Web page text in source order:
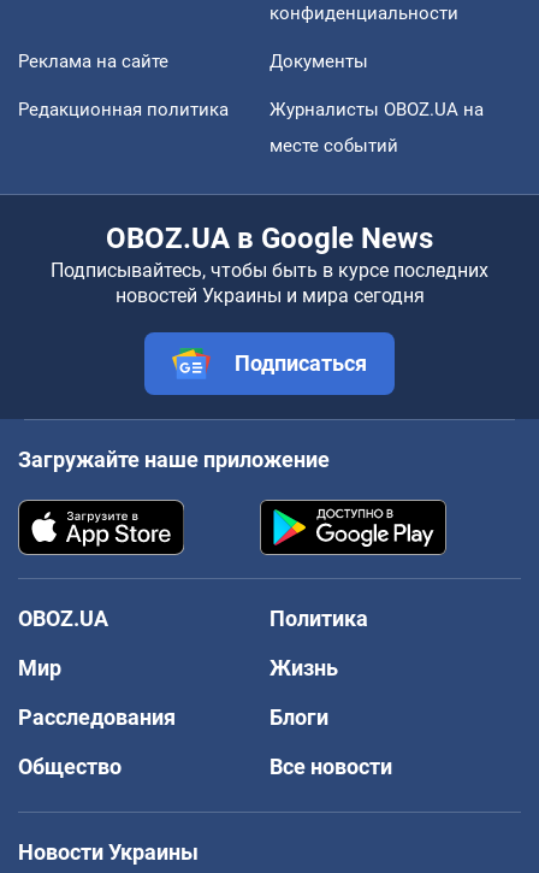
конфиденциальности
Реклама на сайте Документы
Редакционная политика
Журналисты OBOZ.UA на
месте событий
OBOZ.UA в Google News
Подписывайтесь, чтобы быть в курсе последних
новостей Украины и мира сегодня
Подписаться
Загружайте наше приложение
OBOZ.UA
Политика
Мир
Жизнь
Расследования
Блоги
Общество
Все новости
Новости Украины